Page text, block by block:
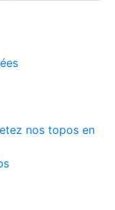
nos topos en